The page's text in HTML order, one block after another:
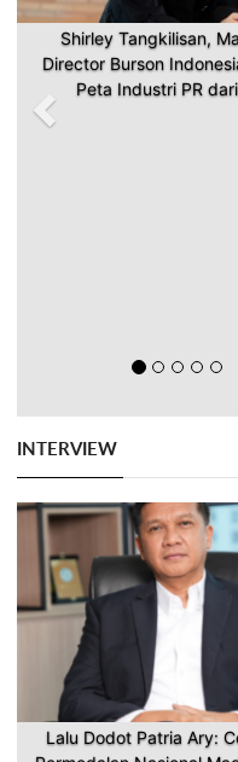
Shirley Tangkilisan,
Director Burson
Peta Industri PR
INTERVIEW
Lalu Dodot Patria Ary:
Previous